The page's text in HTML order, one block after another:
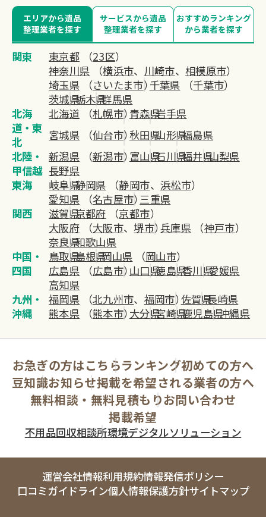
エリアから遺品
整理業者を探す
サービスから遺品
整理業者を探す
おすすめランキング
から業者を探す
関東 東京都 （23区）
神奈川県 （横浜市、 川崎市、 相模原市）
埼玉県 （さいたま市）千葉県 （千葉市）
茨城県栃木県群馬県
北海
道・東
北
北海道 （札幌市）青森県岩手県
宮城県 （仙台市）秋田県山形県福島県
北陸・
甲信越
新潟県 （新潟市）富山県石川県福井県山梨県
長野県
東海
岐阜県静岡県 （静岡市、 浜松市）
愛知県 （名古屋市）三重県
関西
滋賀県京都府 （京都市）
大阪府 （大阪市、堺市）兵庫県（神戸市）
奈良県和歌山県
中国・
四国
鳥取県島根県岡山県 （岡山市）
広島県 （広島市）山口県徳島県香川県愛媛県
高知県
九州・
沖縄
福岡県 （北九州市、 福岡市）佐賀県長崎県
熊本県 （熊本市）大分県宮崎県鹿児島県沖縄県
お急ぎの方はこちらランキング初めての方へ
豆知識お知らせ掲載を希望される業者の方へ
無料相談・無料見積もりお問い合わせ
掲載希望
不用品回収相談所環境デジタルソリューション
運営会社情報利用規約情報発信ポリシー
口コミガイドライン個人情報保護方針サイトマップ